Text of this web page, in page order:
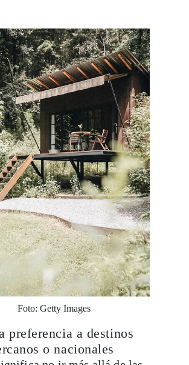
Foto: Getty Images
preferencia a destinos
o nacionales